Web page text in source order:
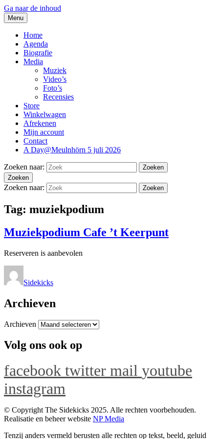
Ga naar de inhoud
thesidekicks.nl
Blues And More uit Meulnhorn
Menu
Home
Agenda
Biografie
Media
Muziek
Video’s
Foto’s
Recensies
Store
Winkelwagen
Afrekenen
Mijn account
Contact
A Day@Meulnhörn 5 juli 2026
Zoeken naar:
Zoeken
Zoeken
Zoeken naar: Zoeken
Tag: muziekpodium
Muziekpodium Cafe ’t Keerpunt
Reserveren is aanbevolen
Sidekicks
Archieven
Archieven
Volg ons ook op
facebook twitter mail youtube
instagram
© Copyright The Sidekicks 2025. Alle rechten voorbehouden.
Realisatie en beheer website NP Media
Tenzij anders vermeld berusten alle rechten op tekst, beeld, geluid